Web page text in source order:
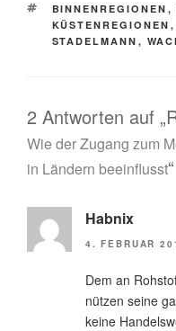
SCHLAGWÖRTER
BINNENREGIONEN ,
KÜSTENREGIONEN ,
STADELMANN ,
2 Antworten auf
Wie der Zugang zum
in Ländern beeinflusst“
Habnix
4. FEBRUAR
Dem an
nützen seine
keine